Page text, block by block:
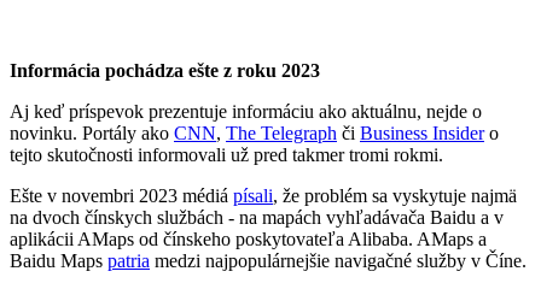
Informácia pochádza ešte z roku 2023
Aj keď príspevok prezentuje informáciu ako aktuálnu, nejde o
novinku. Portály ako CNN, The Telegraph či Business Insidero
tejto skutočnosti informovali už pred takmer tromi rokmi.
Ešte v novembri 2023 médiá písali, že problém sa vyskytuje najmä
na dvoch čínskych službách - na mapách vyhľadávača Baidu a v
aplikácii AMaps od čínskeho poskytovateľa Alibaba. AMaps a
Baidu Maps patria medzi najpopulárnejšie navigačné služby v Číne.